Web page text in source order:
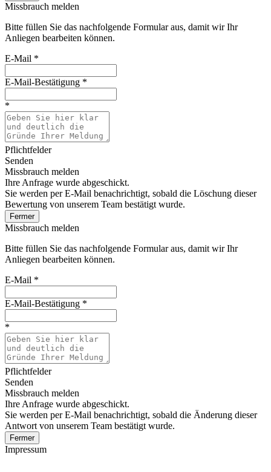
Missbrauch melden
Bitte füllen Sie das nachfolgende Formular aus, damit wir Ihr
Anliegen bearbeiten können.
E-Mail *
E-Mail-Bestätigung *
*
Pflichtfelder
Senden
Missbrauch melden
Ihre Anfrage wurde abgeschickt.
Sie werden per E-Mail benachrichtigt, sobald die Löschung dieser
Bewertung von unserem Team bestätigt wurde.
Fermer
Missbrauch melden
Bitte füllen Sie das nachfolgende Formular aus, damit wir Ihr
Anliegen bearbeiten können.
E-Mail *
E-Mail-Bestätigung *
*
Pflichtfelder
Senden
Missbrauch melden
Ihre Anfrage wurde abgeschickt.
Sie werden per E-Mail benachrichtigt, sobald die Änderung dieser
Antwort von unserem Team bestätigt wurde.
Fermer
Impressum